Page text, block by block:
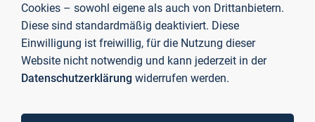
Cookies – sowohl eigene als auch von Drittanbietern.
Diese sind standardmäßig deaktiviert. Diese
Einwilligung ist freiwillig, für die Nutzung dieser
Website nicht notwendig und kann jederzeit in der
Datenschutzerklärung widerrufen werden.